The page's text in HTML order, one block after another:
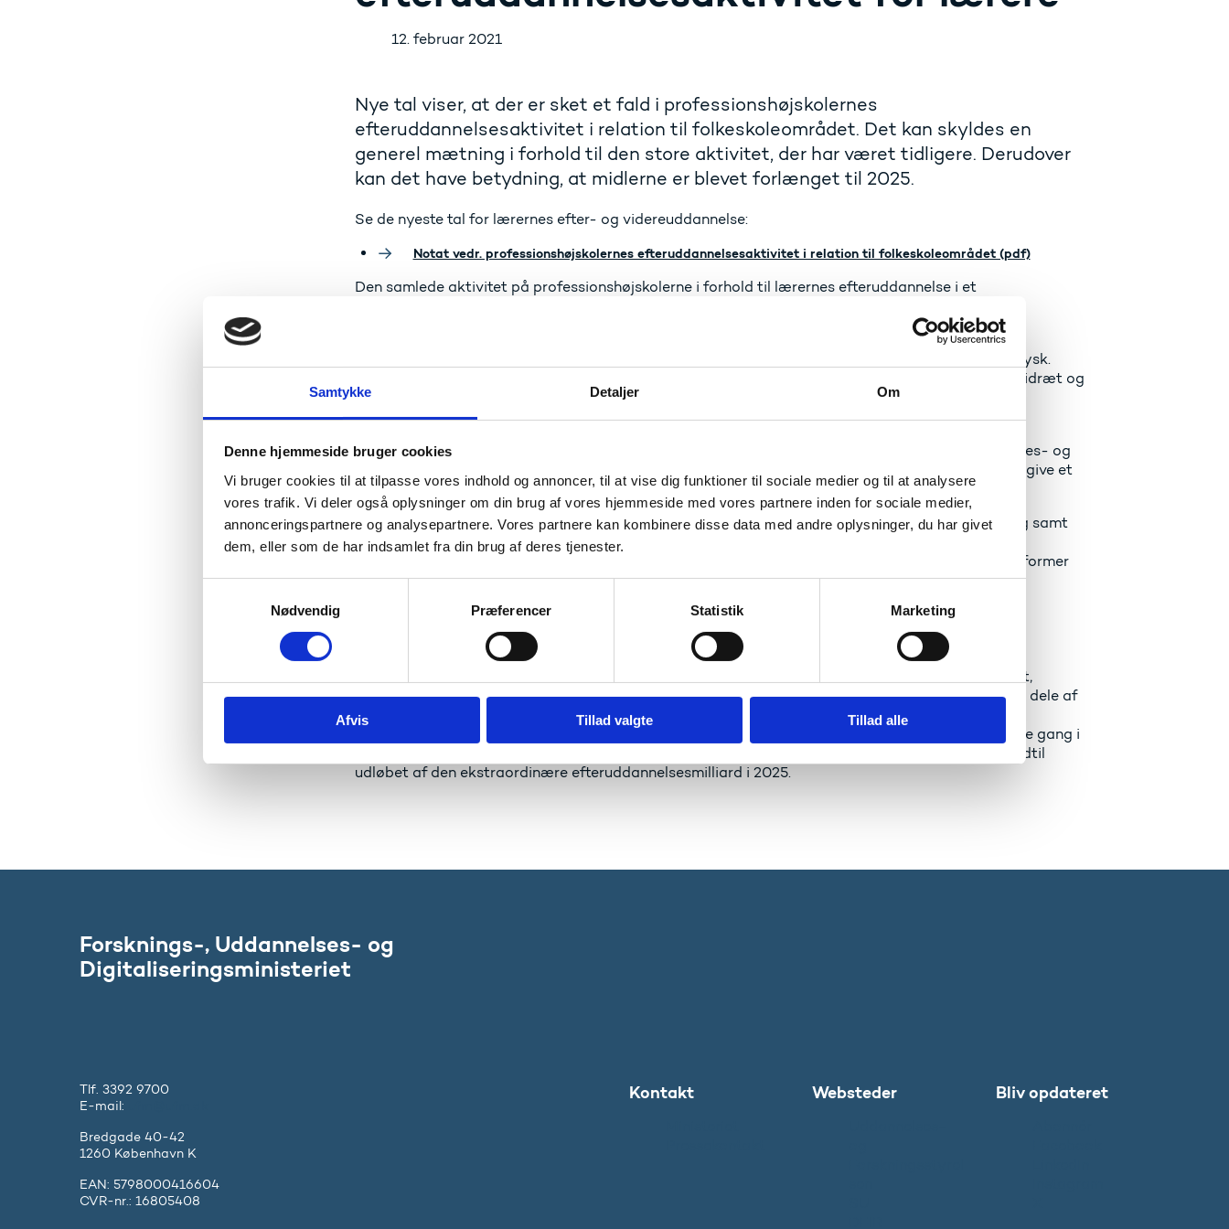
Samtykke Detaljer Om
Denne hjemmeside bruger cookies
Vi bruger cookies til at tilpasse vores indhold og annoncer, til at vise dig funktioner til sociale medier og til at analysere
vores trafik. Vi deler også oplysninger om din brug af vores hjemmeside med vores partnere inden for sociale medier,
annonceringspartnere og analysepartnere. Vores partnere kan kombinere disse data med andre oplysninger, du har givet
dem, eller som de har indsamlet fra din brug af deres tjenester.
v
Nødvendig Præferencer Statistik Marketing
Afvis Tillad valgte Tillad alle
12. februar 2021
Nye tal viser, at der er sket et fald i professionshøjskolernes
efteruddannelsesaktivitet i relation til folkeskoleområdet. Det kan skyldes en
generel mætning i forhold til den store aktivitet, der har været tidligere. Derudover
kan det have betydning, at midlerne er blevet forlænget til 2025.
Se de nyeste tal for lærernes efter- og videreuddannelse:
Notat vedr. professionshøjskolernes efteruddannelsesaktivitet i relation til folkeskoleområdet (pdf)
Den samlede aktivitet på professionshøjskolerne i forhold til lærernes efteruddannelse i et
Der har blandt andet været et fald i efteruddannelsesaktiviteten i fag som geografi, historie,
kristendomskundskab/religion, madkundskab, natur/teknologi og sprogfagene dansk, fransk og tysk.
Derimod er der blandt andet sket en stigning i efteruddannelsesaktiviteten i fag som billedkunst, idræt og
musik.
efteruddannelse som følge af folkeskolereformen, har det været en central indsats for Uddannelses- og
Forskningsministeriet, Børne- og Undervisningsministeriet, KL og Danske Professionshøjskoler at give et
fagligt løft til lærerne i form af målrettet efteruddannelse.
Professionshøjskolernes efteruddannelsesaktivitet opgøres for efteruddannelse i folkeskolens fag samt
for særlige indsatsområder som f.eks. inklusion, vejledning og it gennemført på landets seks
professionshøjskoler, herunder Center for Undervisningsmidler. Tallene omfatter således ikke alle former
for efteruddannelse blandt folkeskolens lærere.
Uddannelses- og Forskningsministeriet har i samarbejde med Børne- og Undervisningsministeriet,
Danske Professionshøjskoler, Skolelederforeningen og KL igangsat en løbende monitorering af de dele af
professionshøjskolernes efter- og videreuddannelsesudbud og -aktivitet, som skal understøtte
folkeskolereformen og følge op på økonomiaftalen for 2014. Målingen, som blev gennemført første gang i
2014, udføres årligt af Uddannelses- og Forskningsministeriet og Danske Professionshøjskoler indtil
udløbet af den ekstraordinære efteruddannelsesmilliard i 2025.
Forsknings-, Uddannelses- og
Digitaliseringsministeriet
Tlf. 3392 9700
E-mail:
Bredgade 40-42
1260 København K
EAN: 5798000416604
CVR-nr.: 16805408
Kontakt Websteder Bliv opdateret